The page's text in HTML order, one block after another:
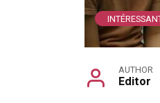
AUTHOR
Editor